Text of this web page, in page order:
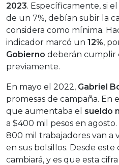
2023. Específicamente, si el
de un 7%, debían subir la
considera como mínima.
indicador marcó un 12%,
Gobierno deberán cumplir
previamente.
En mayo el 2022, Gabriel
promesas de campaña. En
que aumentaba el sueldo
a $400 mil pesos en
800 mil trabajadores van a
en sus bolsillos. Desde
cambiará, y es que esta